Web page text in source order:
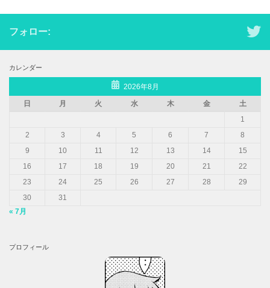
フォロー:
カレンダー
2026年8月
日
月 火 水 木 金
土
1
2
3 4 5 6 7
8
9
10 11 12 13 14
15
16
17 18 19 20 21
22
23
24 25 26 27 28
29
30
31
« 7月
プロフィール